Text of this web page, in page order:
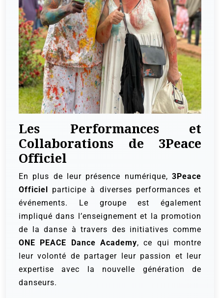
Les Performances et
Collaborations de 3Peace
Officiel
En plus de leur présence numérique, 3Peace
Officiel participe à diverses performances et
événements. Le groupe est également
impliqué dans l’enseignement et la promotion
de la danse à travers des initiatives comme
ONE PEACE Dance Academy, ce qui montre
leur volonté de partager leur passion et leur
expertise avec la nouvelle génération de
danseurs.